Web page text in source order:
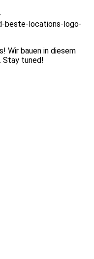
Wir bauen in diesem
Stay tuned!